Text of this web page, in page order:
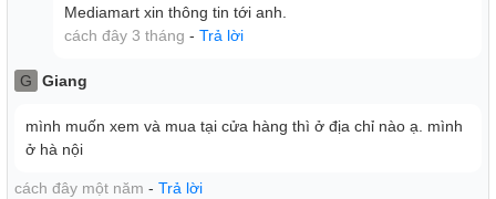
Đa dạng chế biến món ăn
Từ nướng thịt đến rau củ quả, hay hâm nóng đồ ăn, bạn
Sản phẩm được tích hợp 11 chương trình nấu được cài đặt
sẵn, giúp bạn nếu các món ăn ngon một cách đơn giản.
Mediamart xin thông tin tới anh.
cách đây 3 tháng - Trả lời
G Giang
mình muốn xem và mua tại cửa hàng thì ở địa chỉ nào ạ. mình
ở hà nội
cách đây một năm - Trả lời